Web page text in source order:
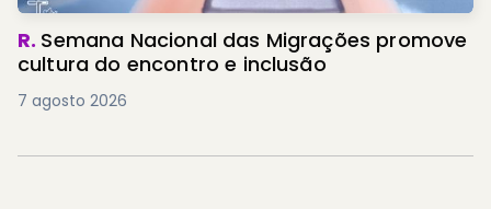
R. Semana Nacional das Migrações promove
cultura do encontro e inclusão
7 agosto 2026